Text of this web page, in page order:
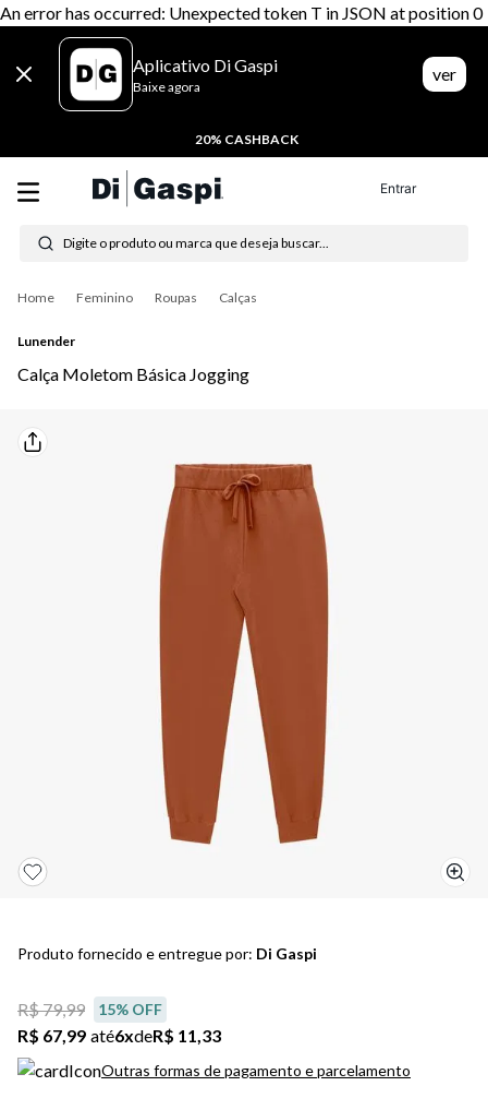
An error has occurred: Unexpected token T in JSON at position 0
Aplicativo Di Gaspi
Baixe agora
ver
20% CASHBACK
Entrar
Digite o produto ou marca que deseja buscar...
Feminino Roupas Calças
Lunender
Calça Moletom Básica Jogging
Produto fornecido e entregue por: Di Gaspi
R$ 79,99 15% OFF
R$ 67,99 até6xdeR$ 11,33
Outras formas de pagamento e parcelamento
Termos mais buscados
1º tênis feminino
4º tênis masculino